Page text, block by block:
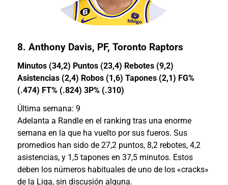
8. Anthony Davis, PF, Toronto Raptors
Minutos (34,2) Puntos (23,4) Rebotes (9,2)
Asistencias (2,4) Robos (1,6) Tapones (2,1) FG%
(.474) FT% (.824) 3P% (.310)
Última semana: 9
Adelanta a Randle en el ranking tras una enorme
semana en la que ha vuelto por sus fueros. Sus
promedios han sido de 27,2 puntos, 8,2 rebotes, 4,2
asistencias, y 1,5 tapones en 37,5 minutos. Estos
deben los números habituales de uno de los «cracks»
de la Liga, sin discusión alguna.